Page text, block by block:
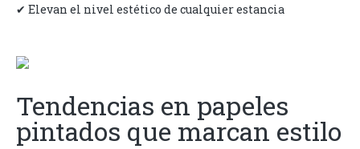
✔ Elevan el nivel estético de cualquier estancia
Tendencias en papeles
pintados que marcan estilo